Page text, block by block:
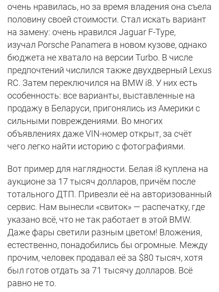
очень нравилась, но за время владения она съела
половину своей стоимости. Стал искать вариант
на замену: очень нравился Jaguar F-Type,
изучал Porsche Panamera в новом кузове, однако
бюджета не хватало на версии Turbo. В числе
предпочтений числился также двухдверный Lexus
RC. Затем переключился на BMW i8. У них есть
особенность: все варианты, выставленные на
продажу в Беларуси, пригонялись из Америки с
сильными повреждениями. Во многих
объявлениях даже VIN-номер открыт, за счёт
чего легко найти историю с фотографиями.
Вот пример для наглядности. Белая i8 куплена на
аукционе за 17 тысяч долларов, причём после
тотального ДТП. Привезли её на авторизованный
сервис. Нам вынесли «свиток» — распечатку, где
указано всё, что не так работает в этой BMW.
Даже фары светили разным цветом! Вложения,
естественно, понадобились бы огромные. Между
прочим, человек продавал её за $80 тысяч, хотя
был готов отдать за 71 тысячу долларов. Всё
равно не то.